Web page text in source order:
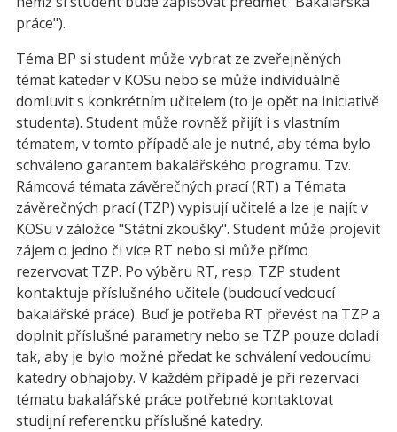
práce").
Téma BP si student může vybrat ze zveřejněných
témat kateder v KOSu nebo se může individuálně
domluvit s konkrétním učitelem (to je opět na iniciativě
studenta). Student může rovněž přijít i s vlastním
tématem, v tomto případě ale je nutné, aby téma bylo
schváleno garantem bakalářského programu. Tzv.
Rámcová témata závěrečných prací (RT) a Témata
závěrečných prací (TZP) vypisují učitelé a lze je najít v
KOSu v záložce "Státní zkoušky". Student může projevit
zájem o jedno či více RT nebo si může přímo
rezervovat TZP. Po výběru RT, resp. TZP student
kontaktuje příslušného učitele (budoucí vedoucí
bakalářské práce). Buď je potřeba RT převést na TZP a
doplnit příslušné parametry nebo se TZP pouze doladí
tak, aby je bylo možné předat ke schválení vedoucímu
katedry obhajoby. V každém případě je při rezervaci
tématu bakalářské práce potřebné kontaktovat
studijní referentku příslušné katedry.